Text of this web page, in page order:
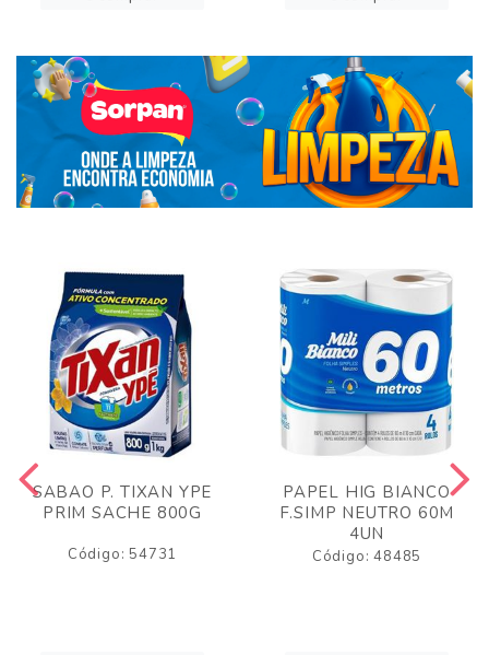
SABAO P. TIXAN YPE
PRIM SACHE 800G
Código: 54731
PAPEL HIG BIANCO
F.SIMP NEUTRO 60M
4UN
Código: 48485